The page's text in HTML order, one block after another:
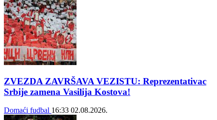
ZVEZDA ZAVRŠAVA VEZISTU: Reprezentativac
Srbije zamena Vasilija Kostova!
Domaći fudbal 16:33 02.08.2026.